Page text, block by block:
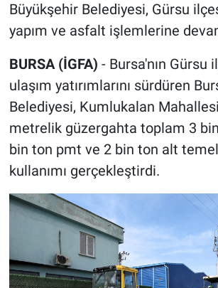
Büyükşehir Belediyesi, Gürsu
yapım ve asfalt işlemlerine
BURSA (İGFA) - Bursa'nın Gürsu
ulaşım yatırımlarını sürdüren
Belediyesi, Kumlukalan
metrelik güzergahta toplam 3
bin ton pmt ve 2 bin ton alt
kullanımı gerçekleştirdi.